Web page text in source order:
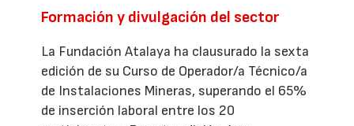
Formación y divulgación del sector
La Fundación Atalaya ha clausurado la sexta
edición de su Curso de Operador/a Técnico/a
de Instalaciones Mineras, superando el 65%
de inserción laboral entre los 20